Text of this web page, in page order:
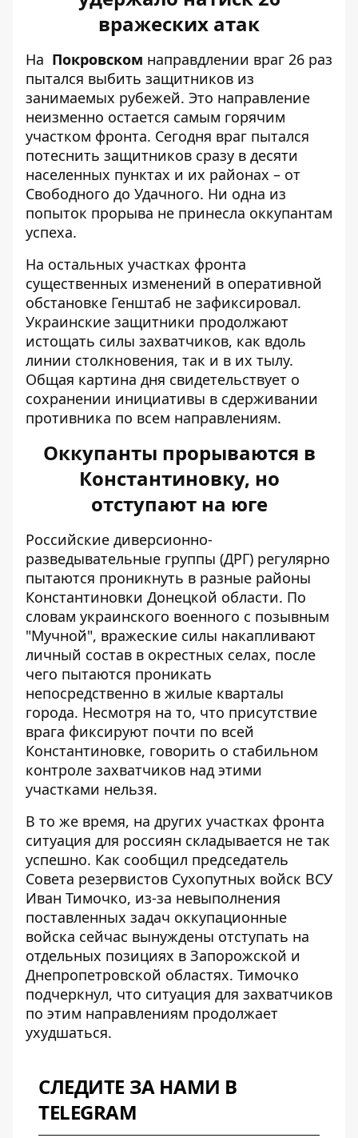
вражеских атак
На Покровском направдлении враг 26 раз
пытался выбить защитников из
занимаемых рубежей. Это направление
неизменно остается самым горячим
участком фронта. Сегодня враг пытался
потеснить защитников сразу в десяти
населенных пунктах и ​​их районах – от
Свободного до Удачного. Ни одна из
попыток прорыва не принесла оккупантам
успеха.
На остальных участках фронта
существенных изменений в оперативной
обстановке Генштаб не зафиксировал.
Украинские защитники продолжают
истощать силы захватчиков, как вдоль
линии столкновения, так и в их тылу.
Общая картина дня свидетельствует о
сохранении инициативы в сдерживании
противника по всем направлениям.
Оккупанты прорываются в
Константиновку, но
отступают на юге
Российские диверсионно-
разведывательные группы (ДРГ) регулярно
пытаются проникнуть в разные районы
Константиновки Донецкой области. По
словам украинского военного с позывным
"Мучной", вражеские силы накапливают
личный состав в окрестных селах, после
чего пытаются проникать
непосредственно в жилые кварталы
города. Несмотря на то, что присутствие
врага фиксируют почти по всей
Константиновке, говорить о стабильном
контроле захватчиков над этими
участками нельзя.
В то же время, на других участках фронта
ситуация для россиян складывается не так
успешно. Как сообщил председатель
Совета резервистов Сухопутных войск ВСУ
Иван Тимочко, из-за невыполнения
поставленных задач оккупационные
войска сейчас вынуждены отступать на
отдельных позициях в Запорожской и
Днепропетровской областях. Тимочко
подчеркнул, что ситуация для захватчиков
по этим направлениям продолжает
ухудшаться.
СЛЕДИТЕ ЗА НАМИ В
TELEGRAM